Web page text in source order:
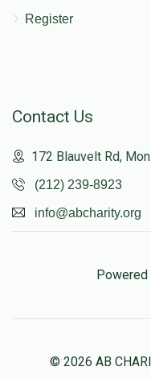
Register
Contact Us
172 Blauvelt Rd,
(212) 239-8923
info@abcharity.org
Powered
© 2026 AB